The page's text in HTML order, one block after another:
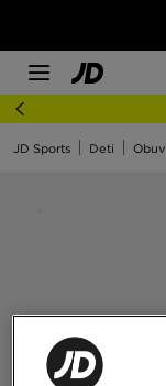
JD Sports Deti Obuv